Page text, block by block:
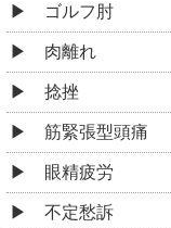
ゴルフ肘
肉離れ
捻挫
筋緊張型頭痛
眼精疲労
不定愁訴